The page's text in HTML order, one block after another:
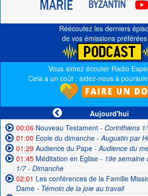
Réécoutez les derniers
de vos émissions
Vous aimez écouter Radio
Cela a un coût : aidez-nous à
Aujourd'hui
00:06Nouveau Testament- Corinthiens
01:00 Ecole du dimanche- Augustin par
01:29Audience du Pape- Audience du
01:45Méditation en Eglise- 19e semaine
1/7 - Dimanche
02:01 Les conférences de la Famille
Dame- Témoin de la joie au travail